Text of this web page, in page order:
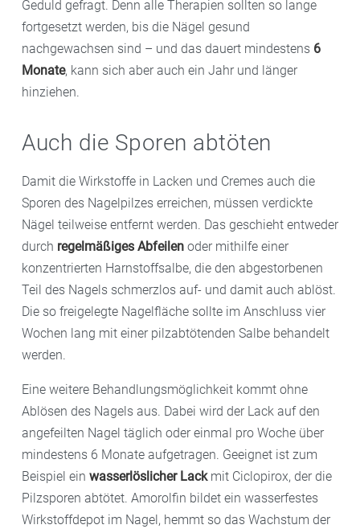
Geduld gefragt. Denn alle Therapien sollten so lange
fortgesetzt werden, bis die Nägel gesund
nachgewachsen sind – und das dauert mindestens 6
Monate, kann sich aber auch ein Jahr und länger
hinziehen.
Auch die Sporen abtöten
Damit die Wirkstoffe in Lacken und Cremes auch die
Sporen des Nagelpilzes erreichen, müssen verdickte
Nägel teilweise entfernt werden. Das geschieht entweder
durch regelmäßiges Abfeilen oder mithilfe einer
konzentrierten Harnstoffsalbe, die den abgestorbenen
Teil des Nagels schmerzlos auf- und damit auch ablöst.
Die so freigelegte Nagelfläche sollte im Anschluss vier
Wochen lang mit einer pilzabtötenden Salbe behandelt
werden.
Eine weitere Behandlungsmöglichkeit kommt ohne
Ablösen des Nagels aus. Dabei wird der Lack auf den
angefeilten Nagel täglich oder einmal pro Woche über
mindestens 6 Monate aufgetragen. Geeignet ist zum
Beispiel ein wasserlöslicher Lackmit Ciclopirox, der die
Pilzsporen abtötet. Amorolfin bildet ein wasserfestes
Wirkstoffdepot im Nagel, hemmt so das Wachstum der